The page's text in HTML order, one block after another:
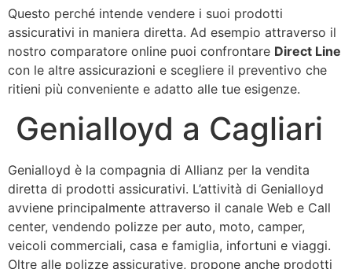
Questo perché intende vendere i suoi prodotti
assicurativi in maniera diretta. Ad esempio attraverso il
nostro comparatore online puoi confrontare Direct Line
con le altre assicurazioni e scegliere il preventivo che
ritieni più conveniente e adatto alle tue esigenze.
Genialloyd a Cagliari
Genialloyd è la compagnia di Allianz per la vendita
diretta di prodotti assicurativi. L’attività di Genialloyd
avviene principalmente attraverso il canale Web e Call
center, vendendo polizze per auto, moto, camper,
veicoli commerciali, casa e famiglia, infortuni e viaggi.
Oltre alle polizze assicurative, propone anche prodotti